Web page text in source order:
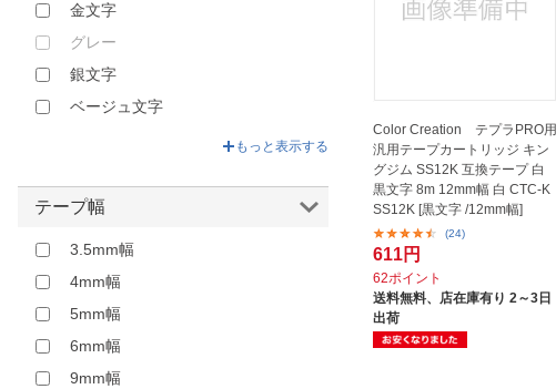
Color Creation テプラPRO用
汎用テープカートリッジ キン
グジム SS12K 互換テープ 白
黒文字 8m 12mm幅 白 CTC-K
SS12K [黒文字 /12mm幅]
(24)
611円
62ポイント
送料無料、 店在庫有り 2～3日
出荷
金文字
グレー
銀文字
ベージュ文字
もっと表示する
テープ幅
3.5mm幅
4mm幅
5mm幅
6mm幅
9mm幅